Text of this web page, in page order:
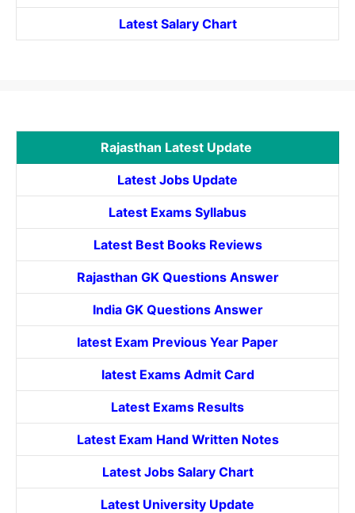
Latest Salary Chart
Rajasthan Latest Update
Latest Jobs Update
Latest Exams Syllabus
Latest Best Books Reviews
Rajasthan GK Questions Answer
India GK Questions Answer
latest Exam Previous Year Paper
latest Exams Admit Card
Latest Exams Results
Latest Exam Hand Written Notes
Latest Jobs Salary Chart
Latest University Update